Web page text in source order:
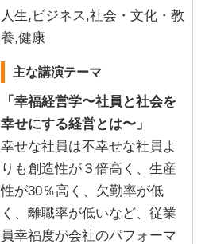
人生,ビジネス,社会・文化・教
養,健康
主な講演テーマ
「幸福経営学〜社員と社会を
幸せにする経営とは〜」
幸せな社員は不幸せな社員よ
りも創造性が３倍高く、生産
性が30％高く、欠勤率が低
く、離職率が低いなど、従業
員幸福度が会社のパフォーマ